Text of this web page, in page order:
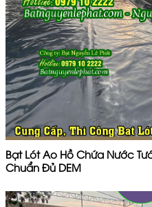
Bạt Lót Ao Hồ Chứa Nước
Chuẩn Đủ DEM